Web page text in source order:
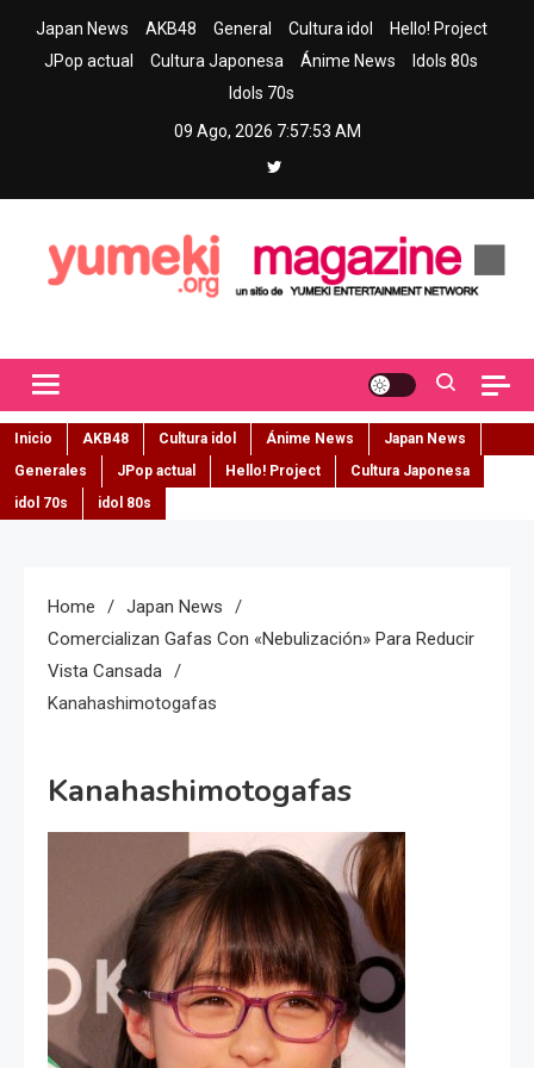
Japan News AKB48 General Cultura idol
Hello! Project
JPop actual
Cultura Japonesa Ánime News
Idols 80s
Idols 70s
09 Ago, 2026 7:57:54 AM
Inicio AKB48 Cultura idol Ánime News
Japan News
Generales
JPop actual Hello! Project
Cultura Japonesa
idol 70s
idol 80s
Home
Japan News
Comercializan Gafas Con «nebulización» Para Reducir
Vista Cansada
Kanahashimotogafas
Kanahashimotogafas